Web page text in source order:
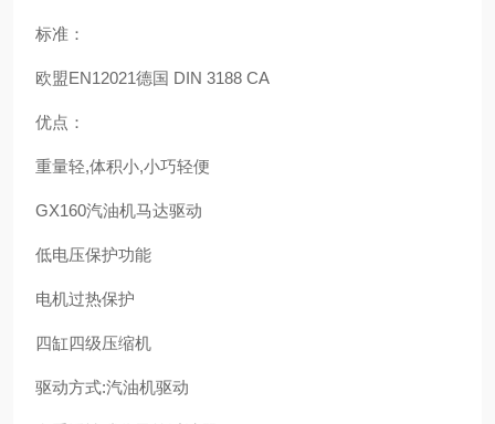
标准：
欧盟EN12021德国 DIN 3188 CA
优点：
重量轻,体积小,小巧轻便
GX160汽油机马达驱动
低电压保护功能
电机过热保护
四缸四级压缩机
驱动方式:汽油机驱动